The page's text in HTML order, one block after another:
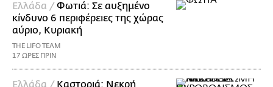
Ελλάδα / Φωτιά: Σε αυξημένο
κίνδυνο 6 περιφέρειες της χώρας
αύριο, Κυριακή
THE LIFO TEAM
17 ΩΡΕΣ ΠΡΙΝ
Ελλάδα / Καστοριά: Νεκρή